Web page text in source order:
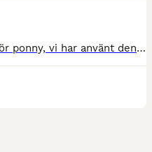
Loksele i fint begagnat skick för ponny, vi har använt den på en maxad b-ponny Finns i Piteå. Kan skickas, köpare betalar frakt.